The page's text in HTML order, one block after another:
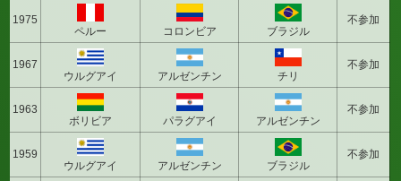
1975
ペルー
コロンビア ブラジル
不参加
1967
ウルグアイ
アルゼンチン チリ
不参加
1963
ボリビア
パラグアイ アルゼンチン
不参加
1959
ウルグアイ
アルゼンチン ブラジル
不参加